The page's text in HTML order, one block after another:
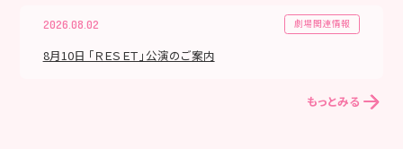
2026.08.02 劇場関連情報
8月10日 「ＲＥＳＥＴ」公演のご案内
もっとみる